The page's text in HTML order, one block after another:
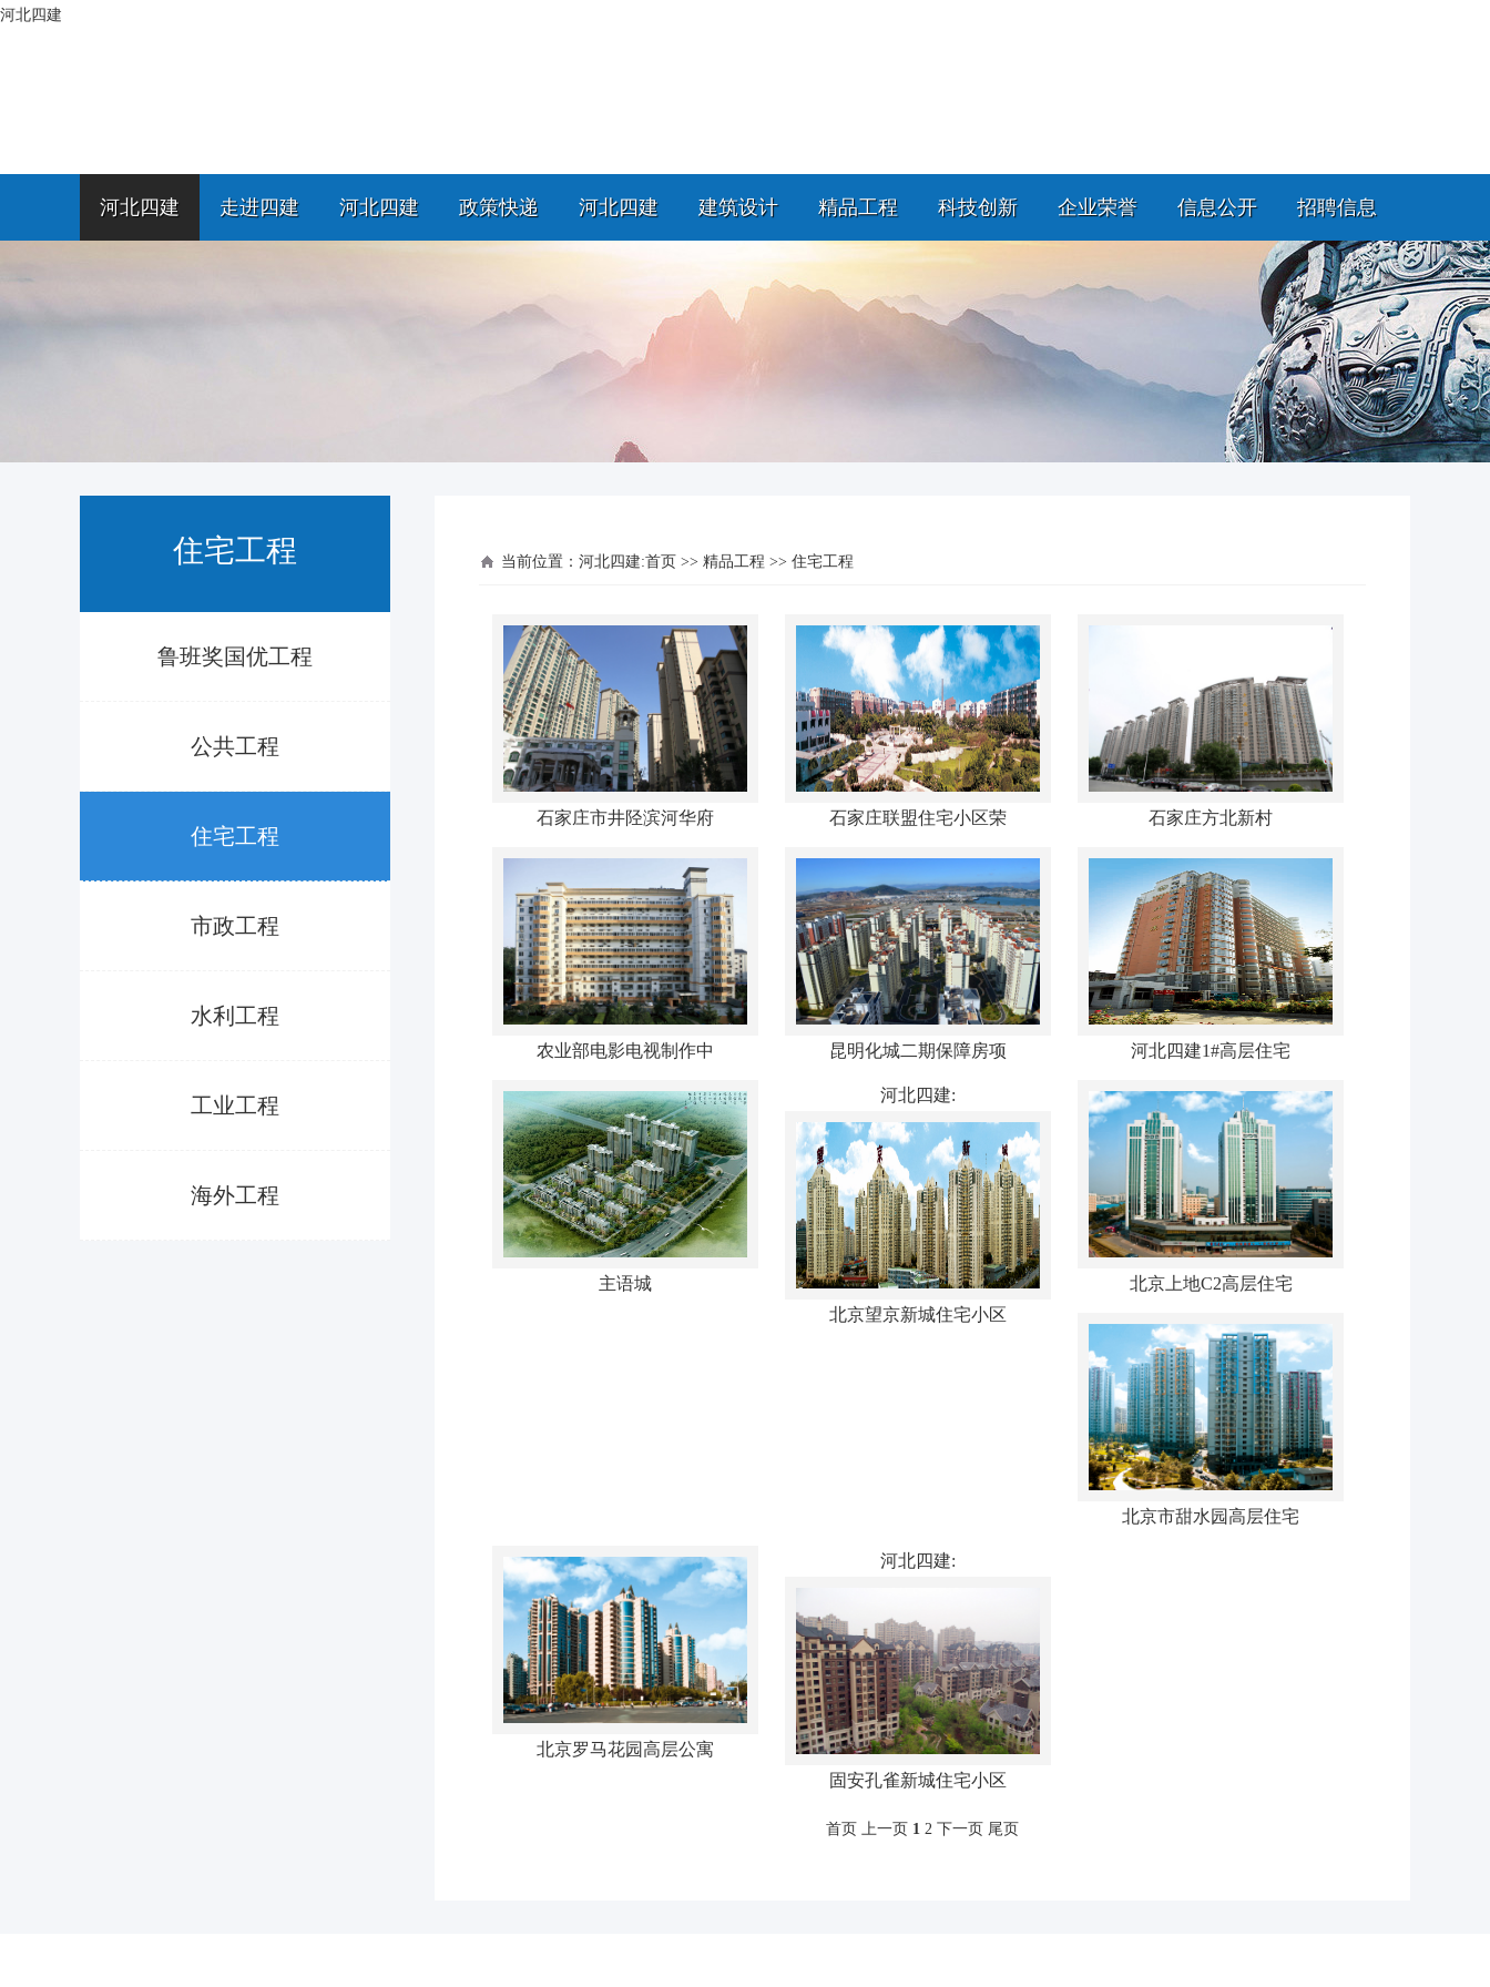
河北四建
河北四建 走进四建 河北四建 政策快递 河北四建 建筑设计 精品工程 科技创新 企业荣誉 信息公开 招聘信息
住宅工程
鲁班奖国优工程
公共工程
住宅工程
市政工程
水利工程
工业工程
海外工程
当前位置： 河北四建:首页 >> 精品工程 >> 住宅工程
石家庄市井陉滨河华府 石家庄联盟住宅小区荣 石家庄方北新村
农业部电影电视制作中 昆明化城二期保障房项 河北四建1#高层住宅
主语城
河北四建:
北京望京新城住宅小区
北京上地C2高层住宅
北京市甜水园高层住宅
北京罗马花园高层公寓
河北四建:
固安孔雀新城住宅小区
首页 上一页 1 2 下一页 尾页